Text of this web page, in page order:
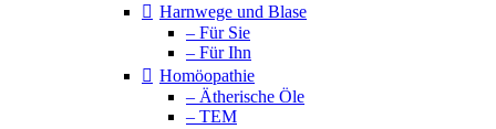
Harnwege und Blase
– Für Sie
– Für Ihn
Homöopathie
– Ätherische Öle
– TEM